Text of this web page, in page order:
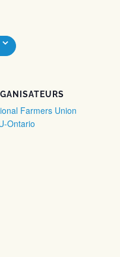
Farmers Union
Ontario